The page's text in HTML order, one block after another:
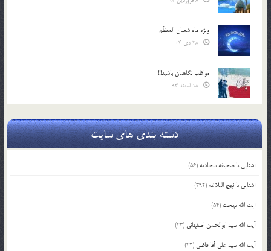
ویژه ماه شعبان المعظّم
مواظب نگاهتان باشید!!!
دسته بندی های سایت
آشنایی با صحیفه سجادیه (56)
آشنایی با نهج البلاغه (392)
آیت الله بهجت (54)
آیت الله سید ابوالحسن اصفهانی (43)
آیت الله سید علی آقا قاضی (42)